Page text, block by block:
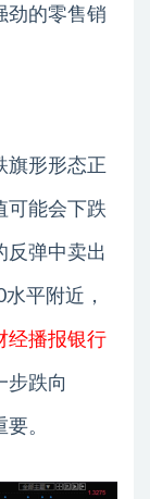
劲的零售销
旗形形态正
可能会下跌
反弹中卖出
平附近，
经播报银行
步跌向
。